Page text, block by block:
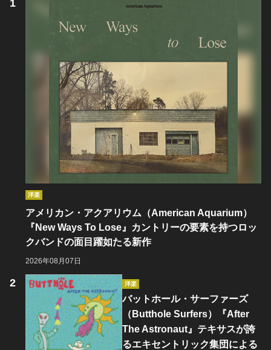
洋楽
アメリカン・アクアリウム（American Aquarium）
『New Ways To Lose』カントリーの要素を持つロッ
クバンドの面目躍如たる新作
2026年08月07日
洋楽
バットホール・サーファーズ
（Butthole Surfers）『After
The Astronaut』テキサスが誇
るエキセントリック集団による